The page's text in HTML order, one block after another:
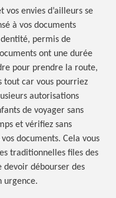
vos envies d’ailleurs se
à vos documents
permis de
ont une durée
pour prendre la route,
tout car vous pourriez
autorisations
de voyager sans
et vérifiez sans
documents. Cela vous
traditionnelles files des
devoir débourser des
urgence.